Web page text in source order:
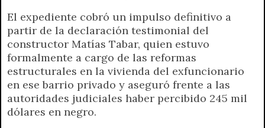
El expediente cobró un impulso definitivo a
partir de la declaración testimonial del
constructor Matías Tabar, quien estuvo
formalmente a cargo de las reformas
estructurales en la vivienda del exfuncionario
en ese barrio privado y aseguró frente a las
autoridades judiciales haber percibido 245 mil
dólares en negro.